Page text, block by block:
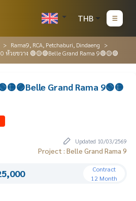
THB
Rama9, RCA, Petchaburi, Dindaeng
ห้วยขวาง 🟢🟡🟣Belle Grand Rama 9🟢🟡🟣
Grand Rama 9🟢🟡
Updated 10/03/2569
Project : Belle Grand Rama 9
Contract
12 Month